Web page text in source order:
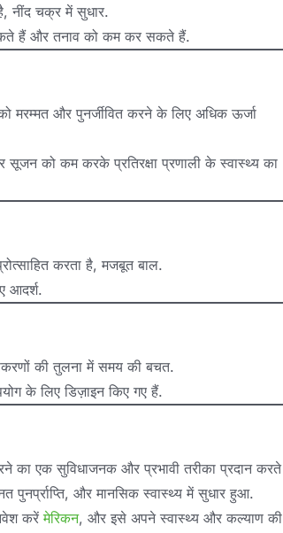
नींद चक्र में सुधार.
हैं और तनाव को कम कर सकते हैं.
मरम्मत और पुनर्जीवित करने के लिए अधिक ऊर्जा
सूजन को कम करके प्रतिरक्षा प्रणाली के स्वास्थ्य का
करता है, मजबूत बाल.
आदर्श.
की तुलना में समय की बचत.
के लिए डिज़ाइन किए गए हैं.
का एक सुविधाजनक और प्रभावी तरीका प्रदान करते
पुनर्प्राप्ति, और मानसिक स्वास्थ्य में सुधार हुआ.
करेंमेरिकन, और इसे अपने स्वास्थ्य और कल्याण की